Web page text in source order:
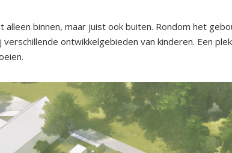
binnen, maar juist ook buiten. Rondom het
ontwikkelgebieden van kinderen. Een